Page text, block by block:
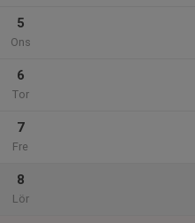
5
Ons
6
Tor
7
Fre
8
Lör